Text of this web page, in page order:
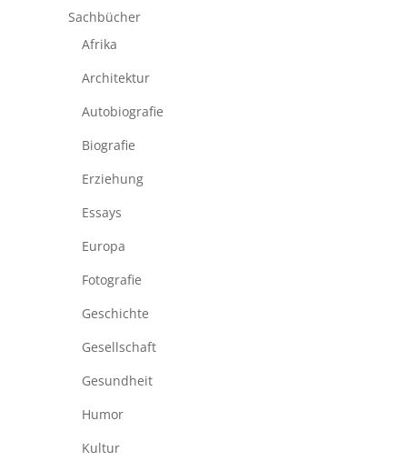
Sachbücher
Afrika
Architektur
Autobiografie
Biografie
Erziehung
Essays
Europa
Fotografie
Geschichte
Gesellschaft
Gesundheit
Humor
Kultur